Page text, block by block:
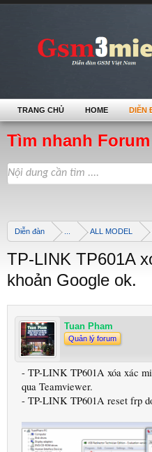
Tìm nhanh Forum
Diễn đàn ALL MODEL
TP-LINK TP601A
khoản Google ok.
Tuan Pham
Quản lý forum
- TP-LINK TP601A xóa xác
qua Teamviewer.
- TP-LINK TP601A reset frp
TRANG CHỦ HOME DIỄN